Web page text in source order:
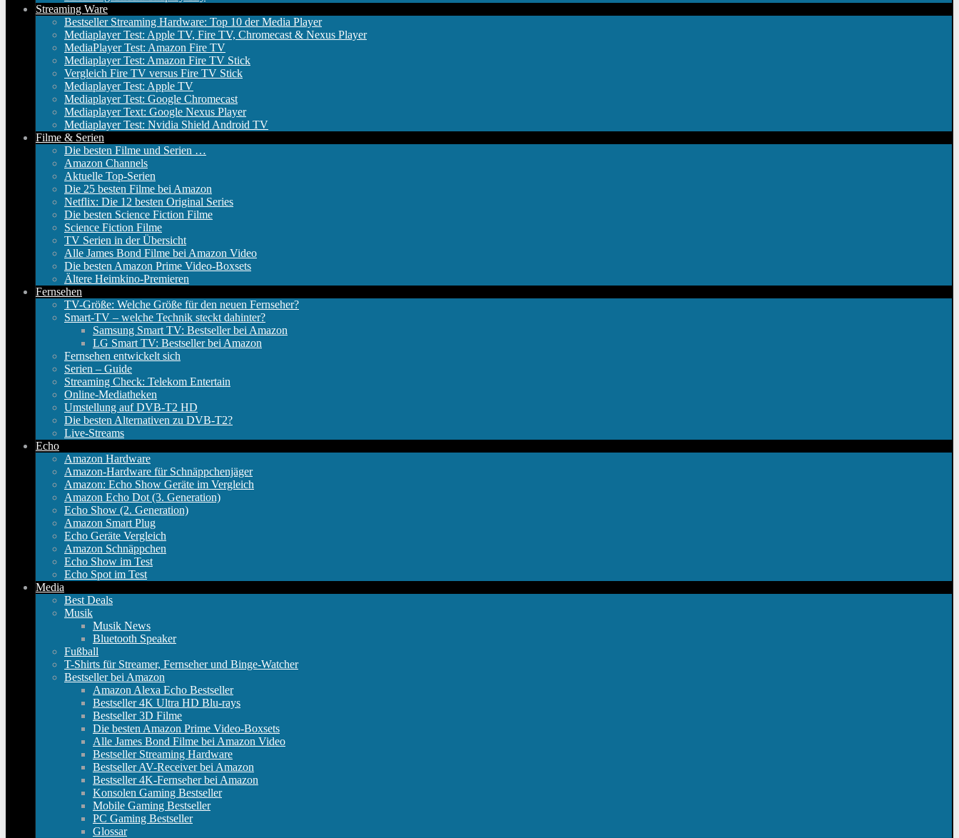
Streaming Ware
Bestseller Streaming Hardware: Top 10 der Media Player
Mediaplayer Test: Apple TV, Fire TV, Chromecast & Nexus Player
MediaPlayer Test: Amazon Fire TV
Mediaplayer Test: Amazon Fire TV Stick
Vergleich Fire TV versus Fire TV Stick
Mediaplayer Test: Apple TV
Mediaplayer Test: Google Chromecast
Mediaplayer Text: Google Nexus Player
Mediaplayer Test: Nvidia Shield Android TV
Filme & Serien
Die besten Filme und Serien …
Amazon Channels
Aktuelle Top-Serien
Die 25 besten Filme bei Amazon
Netflix: Die 12 besten Original Series
Die besten Science Fiction Filme
Science Fiction Filme
TV Serien in der Übersicht
Alle James Bond Filme bei Amazon Video
Die besten Amazon Prime Video-Boxsets
Ältere Heimkino-Premieren
Fernsehen
TV-Größe: Welche Größe für den neuen Fernseher?
Smart-TV – welche Technik steckt dahinter?
Samsung Smart TV: Bestseller bei Amazon
LG Smart TV: Bestseller bei Amazon
Fernsehen entwickelt sich
Serien – Guide
Streaming Check: Telekom Entertain
Online-Mediatheken
Umstellung auf DVB-T2 HD
Die besten Alternativen zu DVB-T2?
Live-Streams
Echo
Amazon Hardware
Amazon-Hardware für Schnäppchenjäger
Amazon: Echo Show Geräte im Vergleich
Amazon Echo Dot (3. Generation)
Echo Show (2. Generation)
Amazon Smart Plug
Echo Geräte Vergleich
Amazon Schnäppchen
Echo Show im Test
Echo Spot im Test
Media
Best Deals
Musik
Musik News
Bluetooth Speaker
Fußball
T-Shirts für Streamer, Fernseher und Binge-Watcher
Bestseller bei Amazon
Amazon Alexa Echo Bestseller
Bestseller 4K Ultra HD Blu-rays
Bestseller 3D Filme
Die besten Amazon Prime Video-Boxsets
Alle James Bond Filme bei Amazon Video
Bestseller Streaming Hardware
Bestseller AV-Receiver bei Amazon
Bestseller 4K-Fernseher bei Amazon
Konsolen Gaming Bestseller
Mobile Gaming Bestseller
PC Gaming Bestseller
Glossar